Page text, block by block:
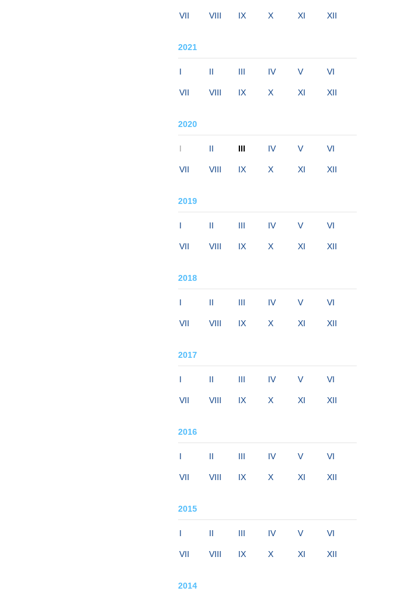
VII VIII IX X XI XII
2021
I II III IV V VI
VII VIII IX X XI XII
2020
I II III IV V VI
VII VIII IX X XI XII
2019
I II III IV V VI
VII VIII IX X XI XII
2018
I II III IV V VI
VII VIII IX X XI XII
2017
I II III IV V VI
VII VIII IX X XI XII
2016
I II III IV V VI
VII VIII IX X XI XII
2015
I II III IV V VI
VII VIII IX X XI XII
2014